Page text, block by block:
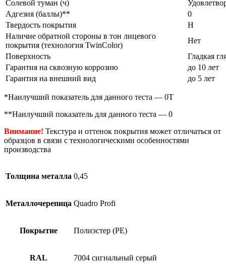
Солевой туман (ч)
Адгезия (баллы)**
0
Твердость покрытия
Н
Наличие обратной стороны в тон лицевого
покрытия (технология TwinColor)
Нет
Поверхность
Гладкая
Гарантия на сквозную коррозию
до 10 лет
Гарантия на внешний вид
до 5 лет
*Наилучший показатель для данного теста — 0Т
**Наилучший показатель для данного теста — 0
Внимание! Текстура и оттенок покрытия может отличаться от
образцов в связи с технологическими особенностями
производства
Толщина металла 0,45
Металлочерепица Quadro Profi
Покрытие Полиэстер (PE)
RAL 7004 сигнальный серый